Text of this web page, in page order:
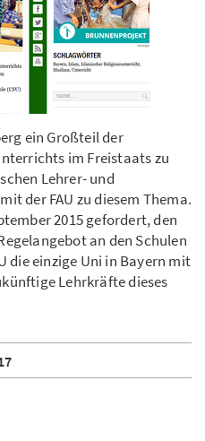
ein Großteil der
im Freistaats zu
Lehrer- und
der FAU zu diesem Thema.
2015 gefordert, den
an den Schulen
die einzige Uni in Bayern mit
Lehrkräfte dieses